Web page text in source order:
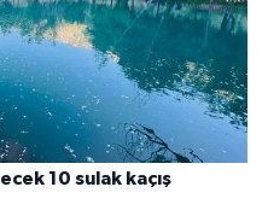
10 sulak kaçış